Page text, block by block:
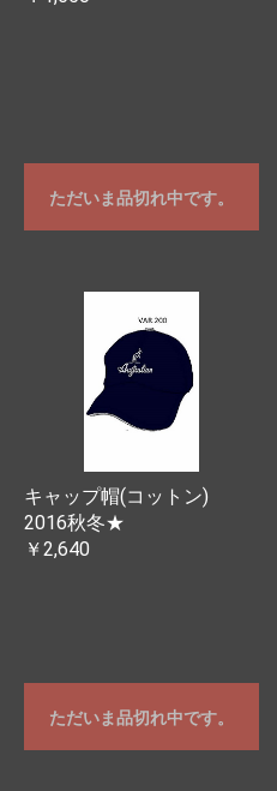
ただいま品切れ中です。
キャップ帽(コットン)
2016秋冬★
￥2,640
ただいま品切れ中です。